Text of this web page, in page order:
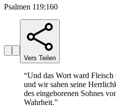
Psalmen 119:160
Vers Teilen
“Und das Wort ward Fleisch
und wir sahen seine
des eingeborenen Sohnes
Wahrheit.”